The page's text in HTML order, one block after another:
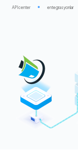
APIcenter entegrasyonlar